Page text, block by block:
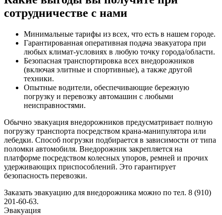
сотрудничестве с нами
Минимальные тарифы из всех, что есть в нашем городе.
Гарантированная оперативная подача эвакуатора при
любых климат-условиях в любую точку города/области.
Безопасная транспортировка всех внедорожников
(включая элитные и спортивные), а также другой
техники.
Опытные водители, обеспечивающие бережную
погрузку и перевозку автомашин с любыми
неисправностями.
Обычно эвакуация внедорожников предусматривает полную
погрузку транспорта посредством крана-манипулятора или
лебедки. Способ погрузки подбирается в зависимости от типа
поломки автомобиля. Внедорожник закрепляется на
платформе посредством колесных упоров, ремней и прочих
удерживающих приспособлений. Это гарантирует
безопасность перевозки.
Заказать эвакуацию для внедорожника можно по тел. 8 (910)
201-60-63.
Эвакуация